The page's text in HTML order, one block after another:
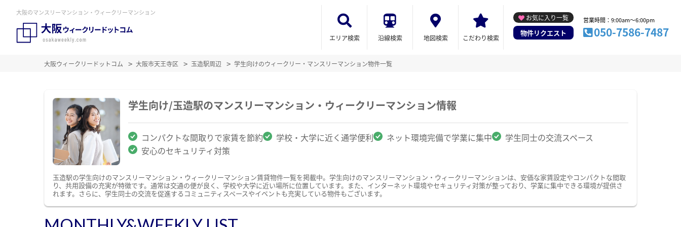
大阪のマンスリーマンション・ウィークリーマンション
エリア検索 沿線検索 地図検索 こだわり検索
お気に入り一覧
物件リクエスト
営業時間：9:00am～6:00pm
050-7586-7487
大阪ウィークリードットコム 大阪市天王寺区 玉造駅周辺 学生向けのウィークリー・マンスリーマンション物件一覧
学生向け/玉造駅のマンスリーマンション・ウィークリーマンション情報
コンパクトな間取りで家賃を節約 学校・大学に近く通学便利 ネット環境完備で学業に集中
学生同士の交流スペース
安心のセキュリティ対策
玉造駅の学生向けのマンスリーマンション・ウィークリーマンション賃貸物件一覧を掲載中。学生向けのマンスリーマンション・ウィークリーマンションは、安価な家賃設定やコンパクトな間取
り、共用設備の充実が特徴です。通常は交通の便が良く、学校や大学に近い場所に位置しています。また、インターネット環境やセキュリティ対策が整っており、学業に集中できる環境が提供さ
れます。さらに、学生同士の交流を促進するコミュニティスペースやイベントも充実している物件もございます。